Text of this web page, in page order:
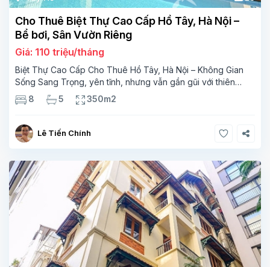
Cho Thuê Biệt Thự Cao Cấp Hồ Tây, Hà Nội –
Bể bơi, Sân Vườn Riêng
Giá: 110 triệu/tháng
Biệt Thự Cao Cấp Cho Thuê Hồ Tây, Hà Nội – Không Gian
Sống Sang Trọng, yên tĩnh, nhưng vẫn gần gũi với thiên
nhiên, Đặc điểm nổi bật của biệt thự: Vị trí đắc địa: Nằm ngay
gần Hồ Tây, biệt thự mang
8 5 350m2
Lê Tiến Chính